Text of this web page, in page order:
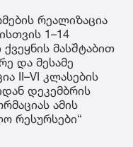
რეალიზაცია
1–14
მასშტაბით
და მესამე
II–VI კლასების
დეკემბრის
ამის
რესურსები“